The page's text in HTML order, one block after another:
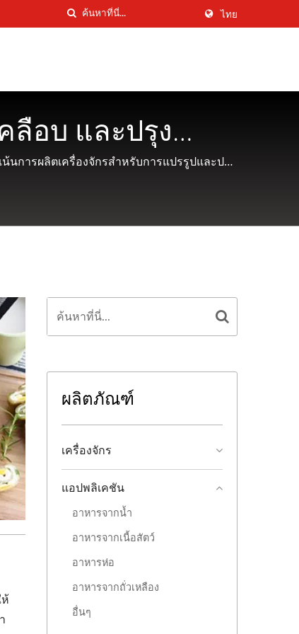
ไทย
ลือบ และปรุง
CO.
นการผลิตเครื่องจักรสำหรับการแปรรูปและปรุง
ห้
ผลิตภัณฑ์
เครื่องจักร
แอปพลิเคชัน
อาหารจากน้ำ
อาหารจากเนื้อสัตว์
อาหารห่อ
อาหารจากถั่วเหลือง
อื่นๆ